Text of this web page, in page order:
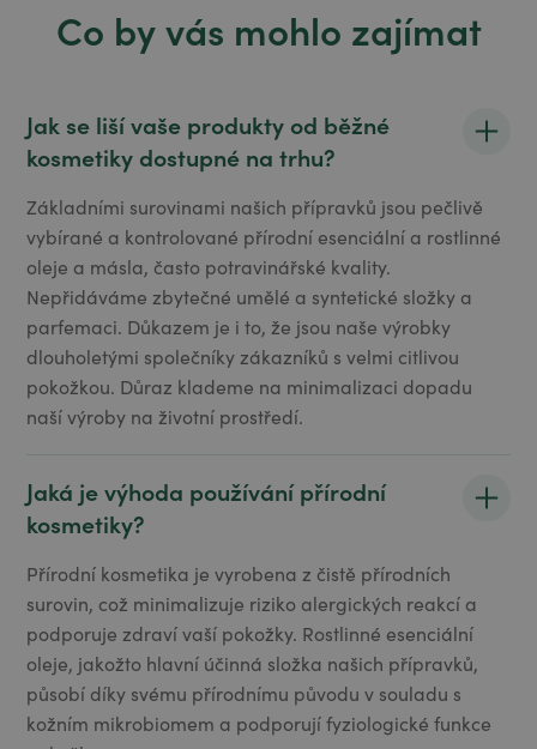
Co by vás mohlo zajímat
Jak se liší vaše produkty od běžné
kosmetiky dostupné na trhu?
Základními surovinami našich přípravků jsou pečlivě
vybírané a kontrolované přírodní esenciální a rostlinné
oleje a másla, často potravinářské kvality.
Nepřidáváme zbytečné umělé a syntetické složky a
parfemaci. Důkazem je i to, že jsou naše výrobky
dlouholetými společníky zákazníků s velmi citlivou
pokožkou. Důraz klademe na minimalizaci dopadu
naší výroby na životní prostředí.
Jaká je výhoda používání přírodní
kosmetiky?
Přírodní kosmetika je vyrobena z čistě přírodních
surovin, což minimalizuje riziko alergických reakcí a
podporuje zdraví vaší pokožky. Rostlinné esenciální
oleje, jakožto hlavní účinná složka našich přípravků,
působí díky svému přírodnímu původu v souladu s
kožním mikrobiomem a podporují fyziologické funkce